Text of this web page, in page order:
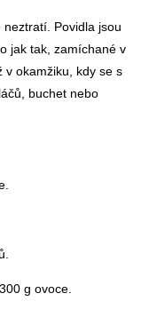
Povidla jsou
jak tak, zamíchané v
v okamžiku, kdy se s
buchet nebo
g ovoce.